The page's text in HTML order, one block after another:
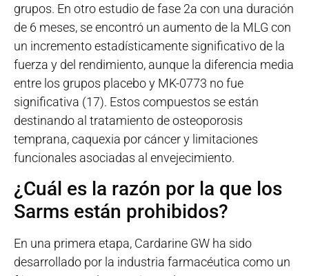
grupos. En otro estudio de fase 2a con una duración
de 6 meses, se encontró un aumento de la MLG con
un incremento estadísticamente significativo de la
fuerza y del rendimiento, aunque la diferencia media
entre los grupos placebo y MK-0773 no fue
significativa (17). Estos compuestos se están
destinando al tratamiento de osteoporosis
temprana, caquexia por cáncer y limitaciones
funcionales asociadas al envejecimiento.
¿Cuál es la razón por la que los
Sarms están prohibidos?
En una primera etapa, Cardarine GW ha sido
desarrollado por la industria farmacéutica como un